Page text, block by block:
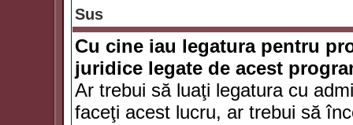
Sus
Cu cine iau legatura pentru
juridice legate de acest
Ar trebui să luaţi legatura cu
faceţi acest lucru, ar trebui să